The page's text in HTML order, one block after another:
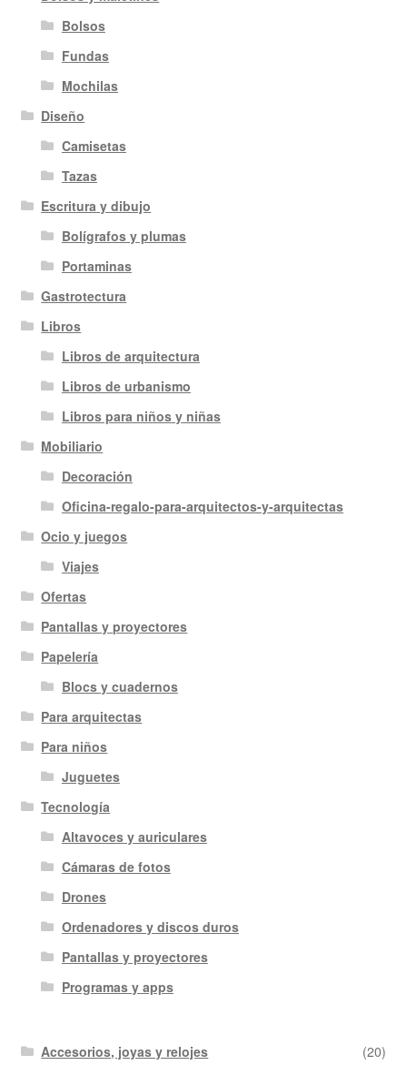
Bolsos
Fundas
Mochilas
Diseño
Camisetas
Tazas
Escritura y dibujo
Bolígrafos y plumas
Portaminas
Gastrotectura
Libros
Libros de arquitectura
Libros de urbanismo
Libros para niños y niñas
Mobiliario
Decoración
Oficina-regalo-para-arquitectos-y-arquitectas
Ocio y juegos
Viajes
Ofertas
Pantallas y proyectores
Papelería
Blocs y cuadernos
Para arquitectas
Para niños
Juguetes
Tecnología
Altavoces y auriculares
Cámaras de fotos
Drones
Ordenadores y discos duros
Pantallas y proyectores
Programas y apps
Accesorios, joyas y relojes
(20)